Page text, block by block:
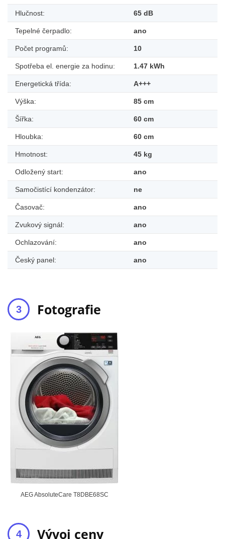
Hlučnost: 65 dB
Tepelné čerpadlo: ano
Počet programů: 10
Spotřeba el. energie za hodinu: 1.47 kWh
Energetická třída: A+++
Výška: 85 cm
Šířka: 60 cm
Hloubka: 60 cm
Hmotnost: 45 kg
Odložený start: ano
Samočistící kondenzátor: ne
Časovač: ano
Zvukový signál: ano
Ochlazování: ano
Český panel: ano
Fotografie
AEG AbsoluteCare T8DBE68SC
Vývoj ceny